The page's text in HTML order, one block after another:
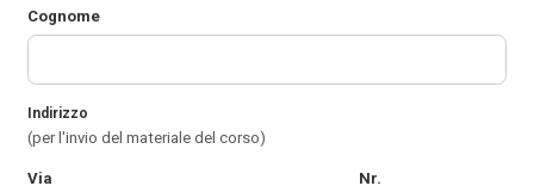
Cognome
Indirizzo
(per l'invio del materiale del corso)
Via Nr.